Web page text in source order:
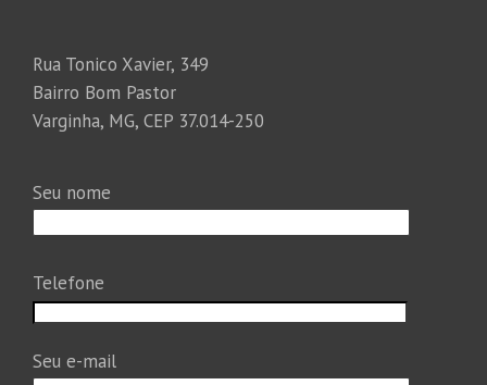
Rua Tonico Xavier, 349
Bairro Bom Pastor
Varginha, MG, CEP 37.014-250
Seu nome
Telefone
Seu e-mail